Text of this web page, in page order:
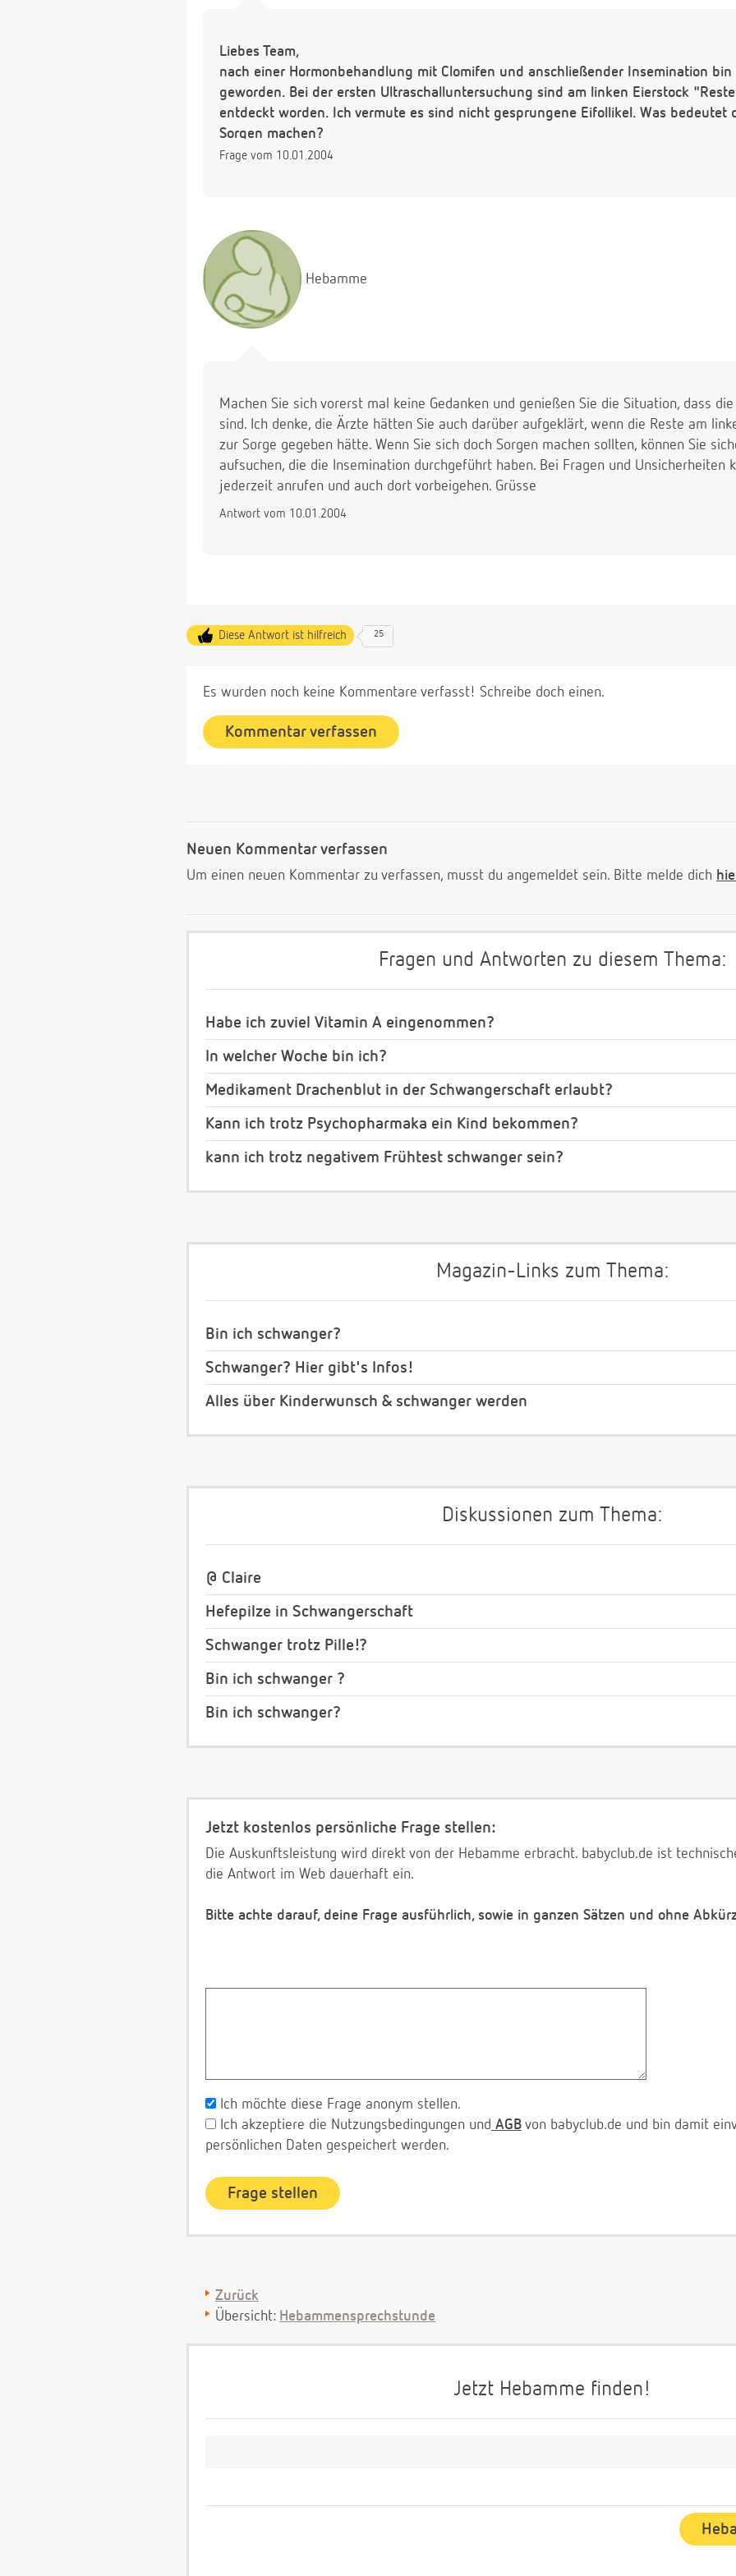
Liebes Team,
nach einer Hormonbehandlung mit Clomifen und anschließender Insemination
geworden. Bei der ersten Ultraschalluntersuchung sind am linken Eierstock
entdeckt worden. Ich vermute es sind nicht gesprungene Eifollikel. Was bedeutet
Sorgen machen?
Frage vom 10.01.2004
Hebamme
Machen Sie sich vorerst mal keine Gedanken und genießen Sie die Situation, dass
sind. Ich denke, die Ärzte hätten Sie auch darüber aufgeklärt, wenn die Reste am
zur Sorge gegeben hätte. Wenn Sie sich doch Sorgen machen sollten, können Sie
aufsuchen, die die Insemination durchgeführt haben. Bei Fragen und Unsicherheiten
jederzeit anrufen und auch dort vorbeigehen. Grüsse
Antwort vom 10.01.2004
Diese Antwort ist hilfreich 25
Es wurden noch keine Kommentare verfasst! Schreibe doch einen.
Kommentar verfassen
Neuen Kommentar verfassen
Um einen neuen Kommentar zu verfassen, musst du angemeldet sein. Bitte melde dich
Fragen und Antworten zu diesem Thema:
Habe ich zuviel Vitamin A eingenommen?
In welcher Woche bin ich?
Medikament Drachenblut in der Schwangerschaft erlaubt?
Kann ich trotz Psychopharmaka ein Kind bekommen?
kann ich trotz negativem Frühtest schwanger sein?
Magazin-Links zum Thema:
Bin ich schwanger?
Schwanger? Hier gibt's Infos!
Alles über Kinderwunsch & schwanger werden
Diskussionen zum Thema:
@ Claire
Hefepilze in Schwangerschaft
Schwanger trotz Pille!?
Bin ich schwanger ?
Bin ich schwanger?
Jetzt kostenlos persönliche Frage stellen:
Die Auskunftsleistung wird direkt von der Hebamme erbracht. babyclub.de ist
die Antwort im Web dauerhaft ein.
Bitte achte darauf, deine Frage ausführlich, sowie in ganzen Sätzen und ohne
Ich möchte diese Frage anonym stellen.
Ich akzeptiere die Nutzungsbedingungen und AGB von babyclub.de und bin damit
persönlichen Daten gespeichert werden.
Zurück
Übersicht: Hebammensprechstunde
Jetzt Hebamme finden!